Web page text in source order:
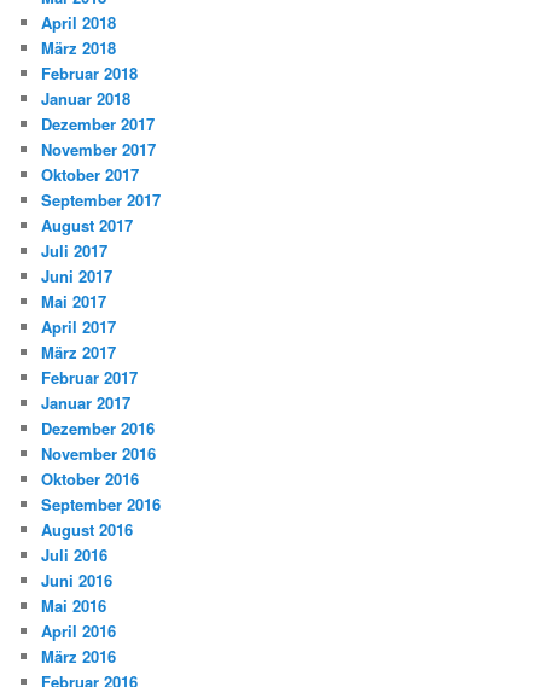
April 2018
März 2018
Februar 2018
Januar 2018
Dezember 2017
November 2017
Oktober 2017
September 2017
August 2017
Juli 2017
Juni 2017
Mai 2017
April 2017
März 2017
Februar 2017
Januar 2017
Dezember 2016
November 2016
Oktober 2016
September 2016
August 2016
Juli 2016
Juni 2016
Mai 2016
April 2016
März 2016
Februar 2016